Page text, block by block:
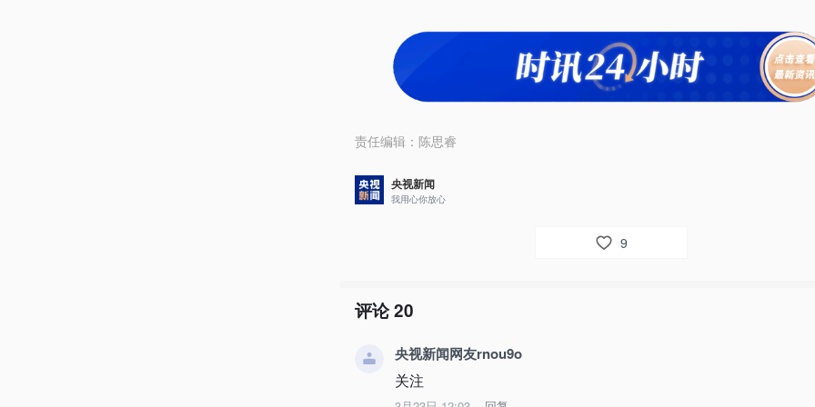
责任编辑： 陈思睿
央视新闻
我用心你放心
9
评论20
央视新闻网友rnou9o
关注